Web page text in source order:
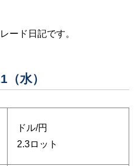
ード日記です。
（水）
ドル/円
2.3ロット